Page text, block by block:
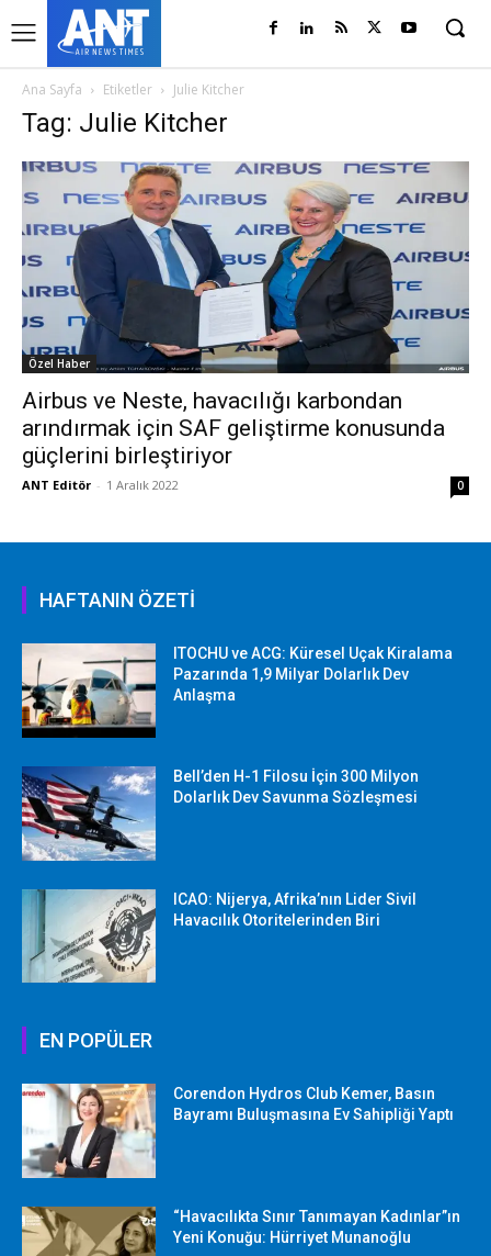
Ana Sayfa Etiketler Julie Kitcher
Tag: Julie Kitcher
Özel Haber
Airbus ve Neste, havacılığı karbondan
arındırmak için SAF geliştirme konusunda
güçlerini birleştiriyor
ANT Editör - 1 Aralık 2022 0
HAFTANIN ÖZETİ
ITOCHU ve ACG: Küresel Uçak Kiralama
Pazarında 1,9 Milyar Dolarlık Dev
Anlaşma
Bell’den H-1 Filosu İçin 300 Milyon
Dolarlık Dev Savunma Sözleşmesi
ICAO: Nijerya, Afrika’nın Lider Sivil
Havacılık Otoritelerinden Biri
EN POPÜLER
Corendon Hydros Club Kemer, Basın
Bayramı Buluşmasına Ev Sahipliği Yaptı
“Havacılıkta Sınır Tanımayan Kadınlar”ın
Yeni Konuğu: Hürriyet Munanoğlu